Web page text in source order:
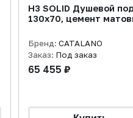
H3 SOLID Душевой
130x70, цемент
Бренд: CATALANO
Заказ: Под заказ
65 455 ₽